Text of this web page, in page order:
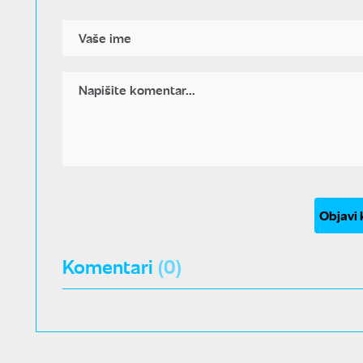
Objavi
Komentari (0)